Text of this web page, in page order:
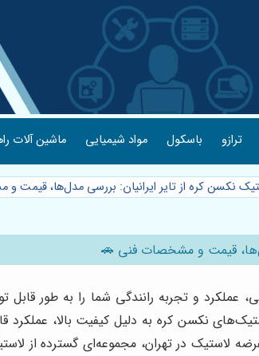
ترازو باسکول مواد شیمیایی ماشین آلات
نکسن کره از تایر ایرانیان: بررسی مدل‌ها،
قیمت و مشخصات فنی 🚗
و تجربه رانندگی شما را به طور قابل
نکسن کره به دلیل کیفیت بالا، عملکرد
عرضه لاستیک در تهران، مجموعه‌ای گسترده